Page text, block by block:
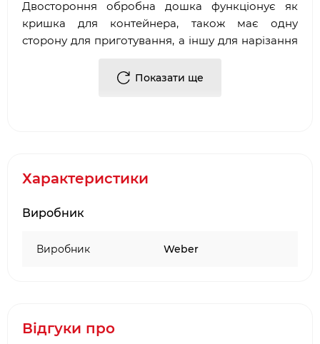
Двостороння обробна дошка функціонує як
кришка для контейнера, також має одну
сторону для приготування, а іншу для нарізання
Можна мити в посудомийній машині
Показати ще
Характеристики
Виробник
Виробник Weber
Відгуки про